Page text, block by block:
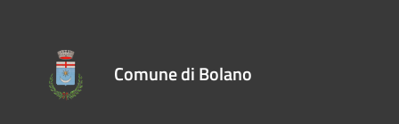
Comune di Bolano